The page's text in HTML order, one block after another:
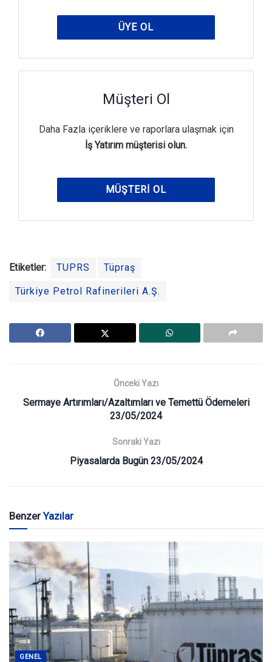
ÜYE OL
Müşteri Ol
Daha Fazla içeriklere ve raporlara ulaşmak için
İş Yatırım müşterisi olun.
MÜŞTERI OL
Etiketler: TUPRS Tüpraş
Türkiye Petrol Rafinerileri A.Ş.
Önceki Yazı
Sermaye Artırımları/Azaltımları ve Temettü Ödemeleri
23/05/2024
Sonraki Yazı
Piyasalarda Bugün 23/05/2024
BenzerYazılar
GENEL